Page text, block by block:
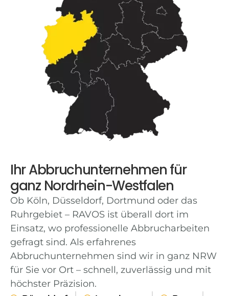
Ihr Abbruchunternehmen für
ganz Nordrhein-Westfalen
Ob Köln, Düsseldorf, Dortmund oder das
Ruhrgebiet – RAVOS ist überall dort im
Einsatz, wo professionelle Abbrucharbeiten
gefragt sind. Als erfahrenes
Abbruchunternehmen sind wir in ganz NRW
für Sie vor Ort – schnell, zuverlässig und mit
höchster Präzision.